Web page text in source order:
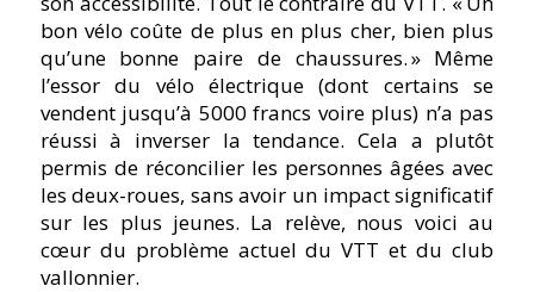
bon vélo coûte de plus en plus cher, bien plus
qu’une bonne paire de chaussures. » Même
l’essor du vélo électrique (dont certains se
vendent jusqu’à 5000 francs voire plus) n’a pas
réussi à inverser la tendance. Cela a plutôt
permis de réconcilier les personnes âgées avec
les deux-roues, sans avoir un impact significatif
sur les plus jeunes. La relève, nous voici au
cœur du problème actuel du VTT et du club
vallonnier.